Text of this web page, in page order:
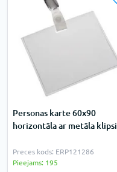
Personas karte 60x90
horizontāla ar metāla klipsi
Preces kods: ERP121286
Pieejams: 195